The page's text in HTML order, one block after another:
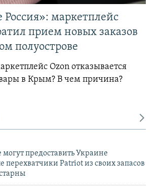
маркетплейс
прием новых заказов
полуострове
Ozon отказывается
в Крым? В чем причина?
предоставить Украине
перехватчики Patriot из своих запасов